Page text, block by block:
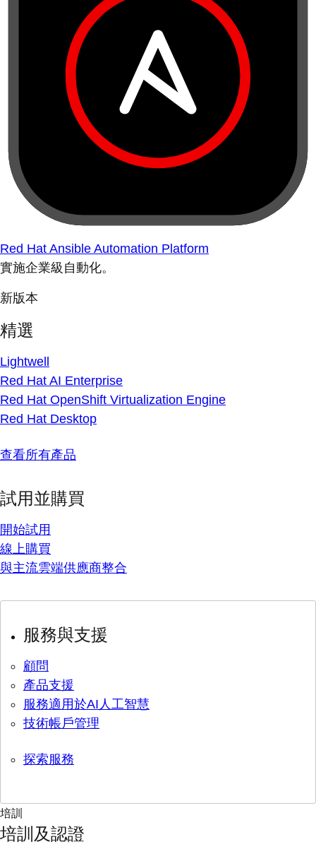
Red Hat Ansible Automation Platform
實施企業級自動化。
新版本
精選
Lightwell
Red Hat AI Enterprise
Red Hat OpenShift Virtualization Engine
Red Hat Desktop
查看所有產品
試用並購買
開始試用
線上購買
與主流雲端供應商整合
服務與支援
顧問
產品支援
服務適用於AI人工智慧
技術帳戶管理
探索服務
培訓
培訓及認證